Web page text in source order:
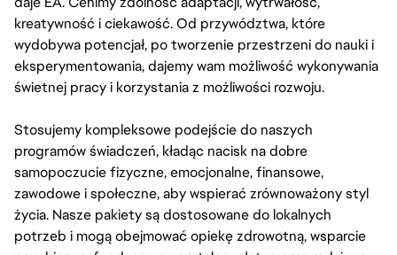
kreatywność i ciekawość. Od przywództwa, które
wydobywa potencjał, po tworzenie przestrzeni do nauki i
eksperymentowania, dajemy wam możliwość wykonywania
świetnej pracy i korzystania z możliwości rozwoju.
Stosujemy kompleksowe podejście do naszych
programów świadczeń, kładąc nacisk na dobre
samopoczucie fizyczne, emocjonalne, finansowe,
zawodowe i społeczne, aby wspierać zrównoważony styl
życia. Nasze pakiety są dostosowane do lokalnych
potrzeb i mogą obejmować opiekę zdrowotną, wsparcie